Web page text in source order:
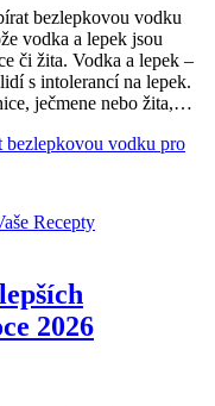
bezlepkovou vodku
vodka a lepek jsou
či žita. Vodka a lepek –
s intolerancí na lepek.
ječmene nebo žita,…
bezlepkovou vodku pro
2026